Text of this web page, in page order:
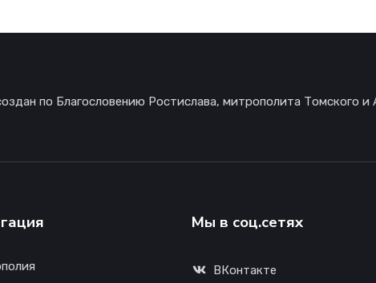
по Благословению Ростислава, митрополита Томского и
Мы в соц.сетях
ВКонтакте